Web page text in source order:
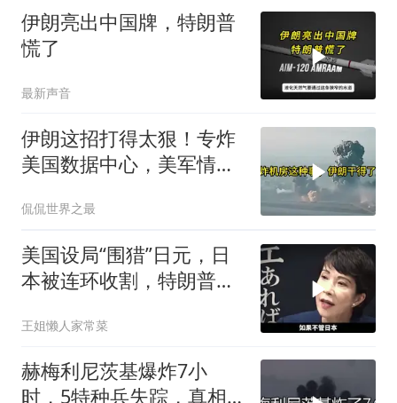
伊朗亮出中国牌，特朗普
慌了
最新声音
伊朗这招打得太狠！专炸
美国数据中心，美军情报
还致命
侃侃世界之最
美国设局“围猎”日元，日
本被连环收割，特朗普金
王姐懒人家常菜
赫梅利尼茨基爆炸7小
时，5特种兵失踪，真相